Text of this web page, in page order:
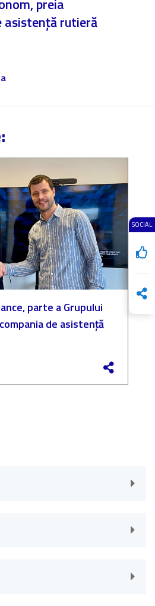
SOCIAL
preia
asistență rutieră
parte a Grupului
de asistență